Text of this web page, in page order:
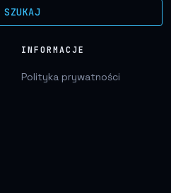
SZUKAJ
INFORMACJE
Polityka prywatności